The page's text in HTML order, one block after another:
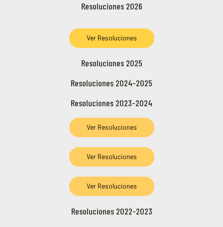
Resoluciones 2026
Ver Resoluciones
Resoluciones 2025
Resoluciones 2024-2025
Resoluciones 2023-2024
Ver Resoluciones
Ver Resoluciones
Ver Resoluciones
Resoluciones 2022-2023